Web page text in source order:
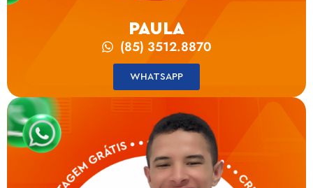
PAULA
(85) 3512.8870
WHATSAPP